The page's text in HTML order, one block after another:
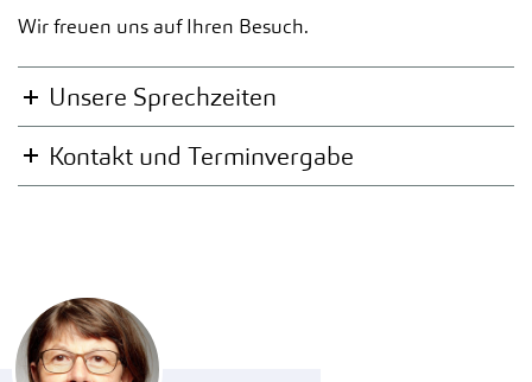
Wir freuen uns auf Ihren Besuch.
Unsere Sprechzeiten
Kontakt und Terminvergabe